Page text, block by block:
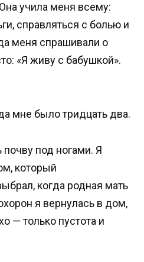
учила меня всему:
справляться с болью и
меня спрашивали о
«Я живу с бабушкой».
мне было тридцать два.
почву под ногами. Я
который
когда родная мать
я вернулась в дом,
— только пустота и